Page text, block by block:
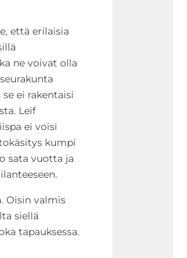
että erilaisia
ne voivat olla
ei rakentaisi
Leif
ei voisi
kumpi
sata vuotta ja
Oisin valmis
siellä
tapauksessa.